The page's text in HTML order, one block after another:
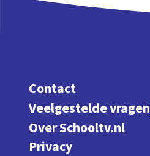
Contact
Veelgestelde vragen
Over Schooltv.nl
Privacy